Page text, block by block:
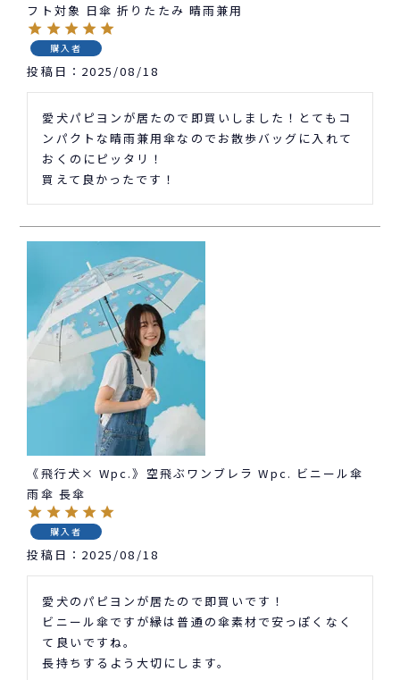
フト対象 日傘 折りたたみ 晴雨兼用
購入者
投稿日 2025/08/18
愛犬パピヨンが居たので即買いしました！とてもコ
ンパクトな晴雨兼用傘なのでお散歩バッグに入れて
おくのにピッタリ！
買えて良かったです！
《飛行犬× Wpc.》空飛ぶワンブレラ Wpc. ビニール傘
雨傘 長傘
購入者
投稿日 2025/08/18
愛犬のパピヨンが居たので即買いです！
ビニール傘ですが縁は普通の傘素材で安っぽくなく
て良いですね。
長持ちするよう大切にします。